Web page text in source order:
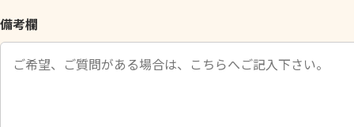
空
の
備考欄